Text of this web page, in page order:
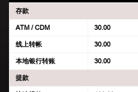
存款
ATM / CDM
30.00
线上转帐
30.00
本地银行转账
30.00
提款